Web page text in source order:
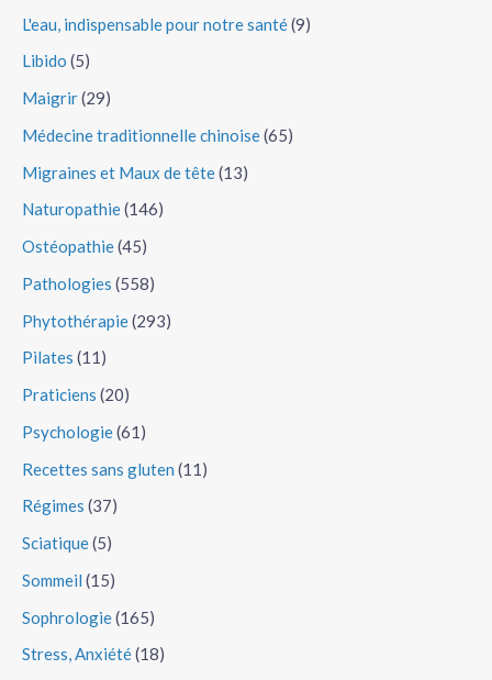
L'eau, indispensable pour notre santé(9)
Libido (5)
Maigrir(29)
Médecine traditionnelle chinoise(65)
Migraines et Maux de tête(13)
Naturopathie(146)
Ostéopathie(45)
Pathologies (558)
Phytothérapie(293)
Pilates (11)
Praticiens (20)
Psychologie(61)
Recettes sans gluten (11)
Régimes (37)
Sciatique(5)
Sommeil (15)
Sophrologie(165)
Stress, Anxiété(18)